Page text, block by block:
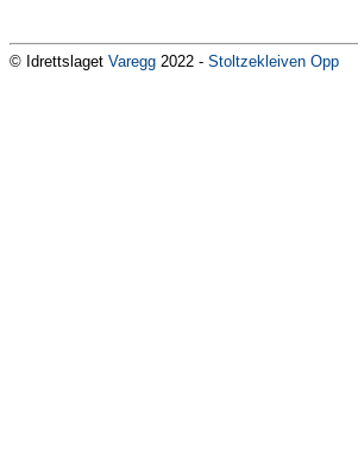
© Idrettslaget Varegg 2022 - Stoltzekleiven Opp